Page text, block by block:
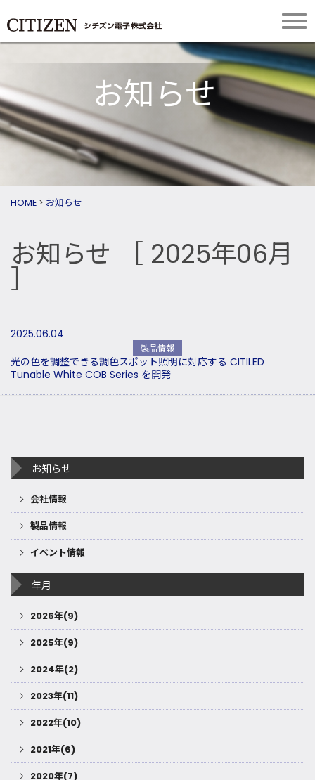
お知らせ
HOME > お知らせ
お知らせ ［ 2025年06月
］
2025.06.04
製品情報
光の色を調整できる調色スポット照明に対応する CITILED
Tunable White COB Series を開発
お知らせ
会社情報
製品情報
イベント情報
年月
2026年(9)
2025年(9)
2024年(2)
2023年(11)
2022年(10)
2021年(6)
2020年(7)